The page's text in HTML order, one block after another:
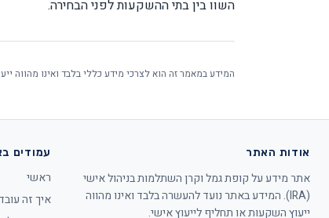
השוו בין בתי ההשקעותלפני הבחירה.
המידע במאמר זה הוא לצרכי מידע כללי בלבד ואינו מהווה
אודות האתר
אתר מידע על קופת גמל וקרן השתלמות בניהול אישי
(IRA). המידע באתר נועד להעשרה בלבד ואינו מהווה
ייעוץ השקעות או תחליף לייעוץ אישי.
עמודים
ראשי
איך זה עובד